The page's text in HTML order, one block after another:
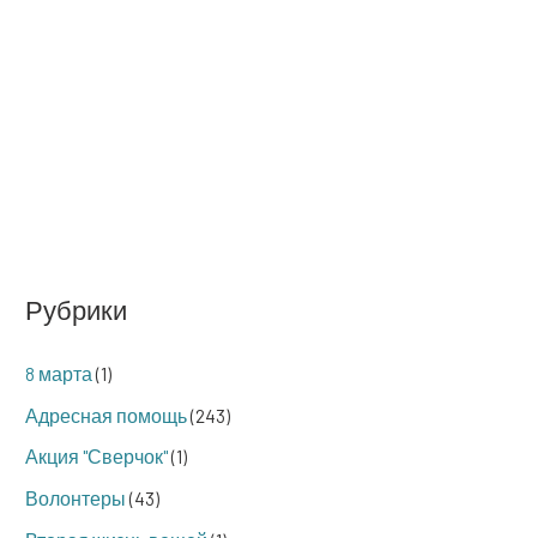
Рубрики
8 марта(1)
Адресная помощь(243)
Акция "Сверчок"(1)
Волонтеры(43)